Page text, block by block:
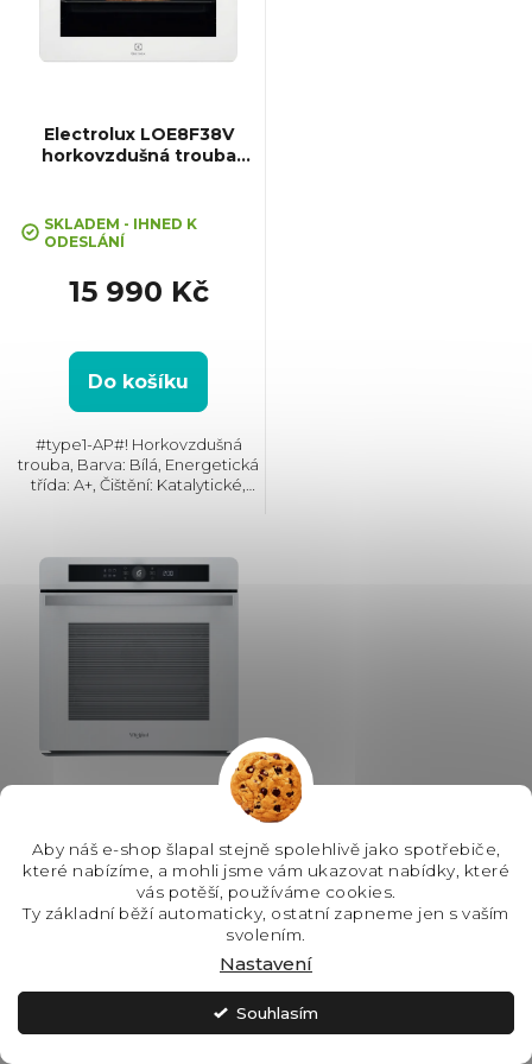
Aby náš e-shop šlapal stejně spolehlivě jako spotřebiče,
které nabízíme, a mohli jsme vám ukazovat nabídky, které
vás potěší, používáme cookies.
Ty základní běží automaticky, ostatní zapneme jen s vaším
svolením.
Nastavení
Souhlasím
p
o
k
t
ů
Electrolux LOE8F38V
horkovzdušná trouba
hodnocení
5,0
5
hvězdiček.
SKLADEM - IHNED K
ODESLÁNÍ
15 990 Kč
Do košíku
#type1-AP#! Horkovzdušná
trouba, Barva: Bílá, Energetická
třída: A+, Čištění: Katalytické,
Teleskopický...
Whirlpool WOI4S8CM1SWA
trouba s parní funkcí
SKLADEM - IHNED K
10 190 Kč